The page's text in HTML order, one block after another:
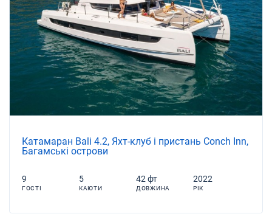
Катамаран Bali 4.2, Яхт-клуб і пристань Conch Inn,
Багамські острови
9
ГОСТІ
5
КАЮТИ
42 фт
ДОВЖИНА
2022
РІК